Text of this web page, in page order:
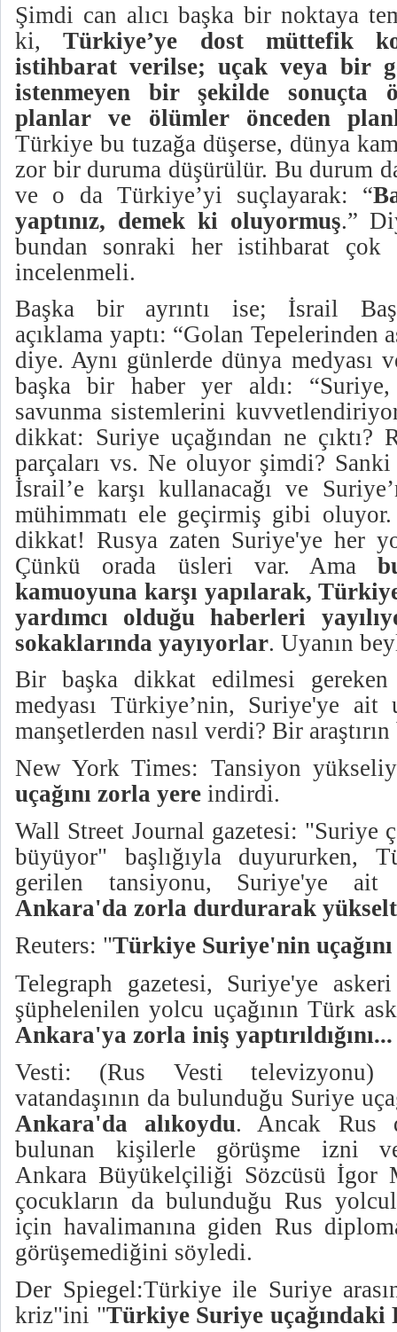
Şimdi can alıcı başka bir noktaya
ki,Türkiye’ye dost müttefik
istihbarat verilse; uçak veya bir
istenmeyen bir şekilde
planlar ve ölümler
önceden
Türkiye bu tuzağa düşerse, dünya
zor bir duruma düşürülür. Bu durum
ve o da Türkiye’yi suçlayarak:
“
yaptınız, demek ki oluyormuş.”
bundan sonraki her istihbarat
incelenmeli.
Başka bir ayrıntı ise; İsrail
açıklama yaptı: “Golan Tepelerinden
diye. Aynı günlerde dünya medyası
başka bir haber yer aldı:
savunma sistemlerini
dikkat: Suriye uçağından ne çıktı?
parçaları vs. Ne oluyor şimdi?
İsrail’e karşı kullanacağı ve
mühimmatı ele geçirmiş gibi
dikkat! Rusya zaten Suriye'ye her
Çünkü orada üsleri var. Ama
kamuoyuna karşı yapılarak,
yardımcı olduğu haberleri
sokaklarında yayıyorlar. Uyanın
Bir başka dikkat edilmesi
medyası Türkiye’nin, Suriye'ye ait
manşetlerden nasıl verdi? Bir araştırın
New York Times: Tansiyon
uçağını zorla yere indirdi.
Wall Street Journal gazetesi: "Suriye
büyüyor" başlığıyla duyururken,
gerilen tansiyonu, Suriye'ye
Ankara'da zorla durdurarak
Reuters: "Türkiye Suriye'nin
Telegraph gazetesi, Suriye'ye askeri
şüphelenilen yolcu uçağının Türk
Ankara'ya zorla iniş yaptırıldığını...
Vesti: (Rus Vesti
vatandaşının da bulunduğu Suriye
Ankara'da alıkoydu. Ancak Rus
bulunan kişilerle görüşme izni
Ankara Büyükelçiliği Sözcüsü İgor
çocukların da bulunduğu Rus
için havalimanına giden Rus
görüşemediğini söyledi.
Der Spiegel:Türkiye ile Suriye
kriz"ini "Türkiye Suriye uçağındaki